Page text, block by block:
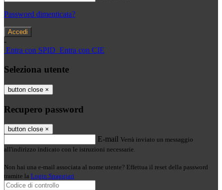
Password dimenticata?
-
Entra con SPID Entra con CIE
Seleziona utente
button close ×
Recupero password
button close ×
E-mail Verrà inviato un messaggio
all'indirizzo indicato con le istruzioni necessarie.
Non hai una e-mail associata al nome utente? Effettua il reset della password
tramite la Login Spaggiari